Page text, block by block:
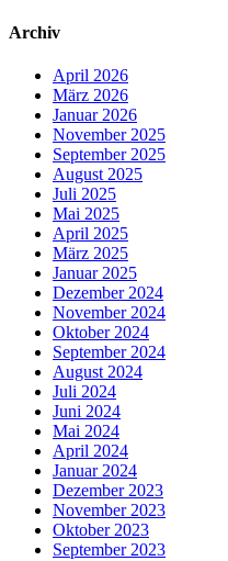
Archiv
April 2026
März 2026
Januar 2026
November 2025
September 2025
August 2025
Juli 2025
Mai 2025
April 2025
März 2025
Januar 2025
Dezember 2024
November 2024
Oktober 2024
September 2024
August 2024
Juli 2024
Juni 2024
Mai 2024
April 2024
Januar 2024
Dezember 2023
November 2023
Oktober 2023
September 2023